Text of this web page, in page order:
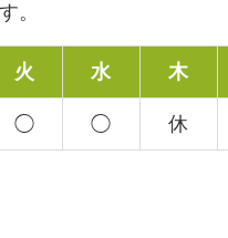
。
火 水 木
◯ ◯ 休